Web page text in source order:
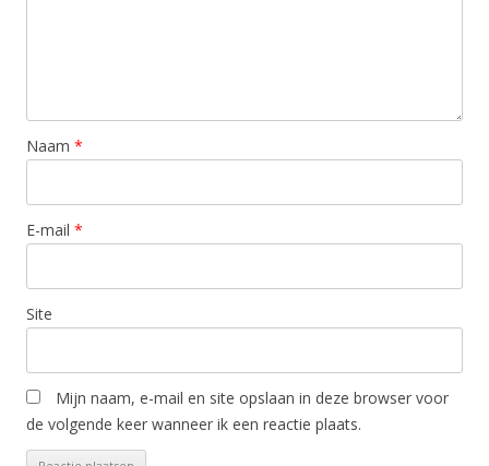
Naam *
E-mail *
Site
Mijn naam, e-mail en site opslaan in deze browser voor
de volgende keer wanneer ik een reactie plaats.